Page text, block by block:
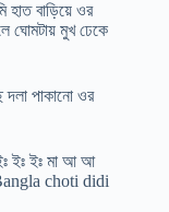
হাত বাড়িয়ে ওর
ঘোমটায় মুখ ঢেকে
দলা পাকানো ওর
ইঃ ইঃ ইঃ মা আ আ
choti didi